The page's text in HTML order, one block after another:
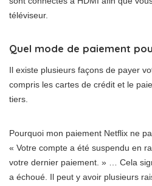
téléviseur.
Quel mode de paiement
Il existe plusieurs façons de payer
compris les cartes de crédit et le
tiers.
Pourquoi mon paiement Netflix ne
« Votre compte a été suspendu en
votre dernier paiement. » … Cela
a échoué. Il peut y avoir plusieurs